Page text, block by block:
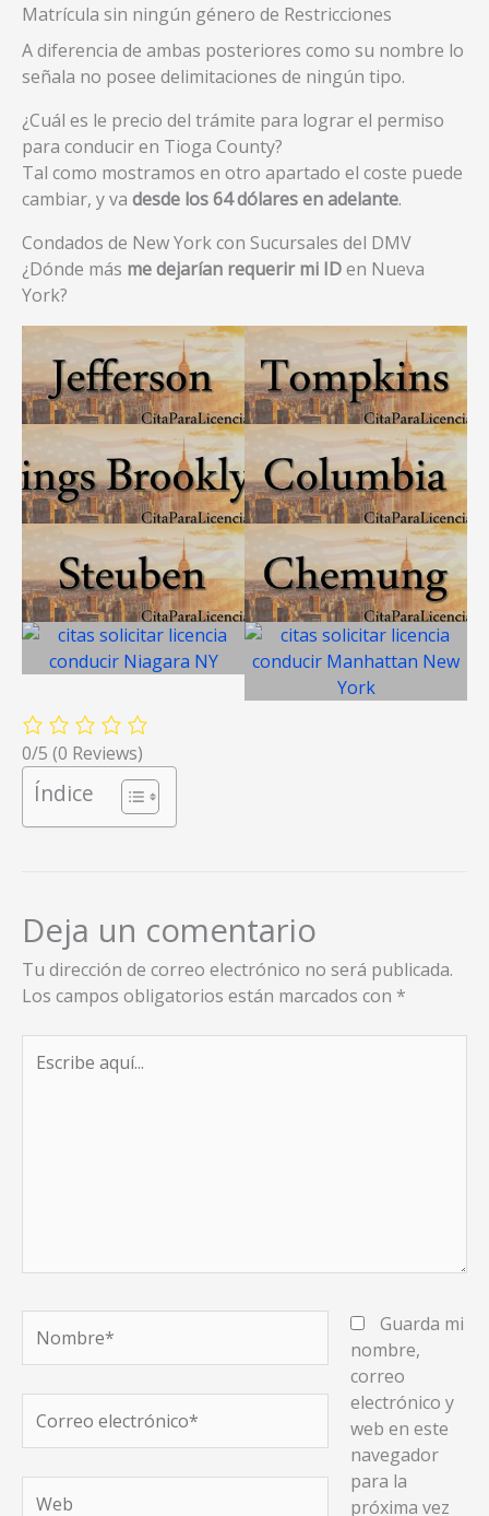
Matrícula sin ningún género de Restricciones
A diferencia de ambas posteriores como su nombre lo
señala no posee delimitaciones de ningún tipo.
¿Cuál es le precio del trámite para lograr el permiso
para conducir en Tioga County?
Tal como mostramos en otro apartado el coste puede
cambiar, y va desde los 64 dólares en adelante.
Condados de New York con Sucursales del DMV
¿Dónde más me dejarían requerir mi IDen Nueva
York?
0/5 (0 Reviews)
Índice
Deja un comentario
Tu dirección de correo electrónico no será publicada.
Los campos obligatorios están marcados con *
aquí...
electrónico*
Guarda mi
nombre,
correo
electrónico y
web en este
navegador
para la
próxima vez